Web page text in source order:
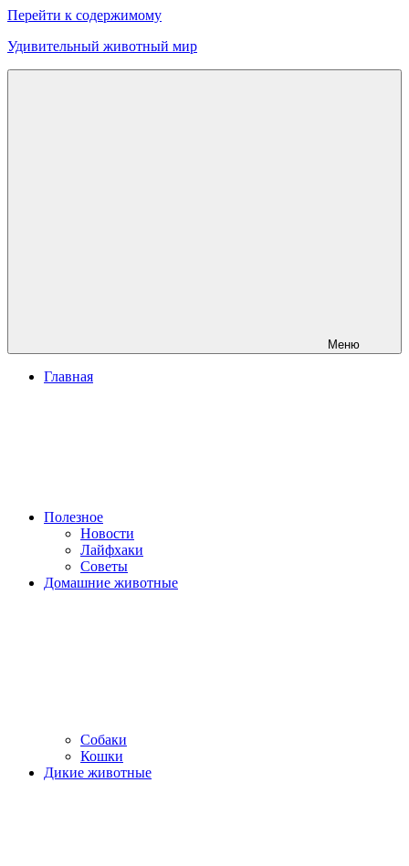
Перейти к содержимому
Удивительный животный мир
Меню
Главная
Полезное
Новости
Лайфхаки
Советы
Домашние животные
Собаки
Кошки
Дикие животные